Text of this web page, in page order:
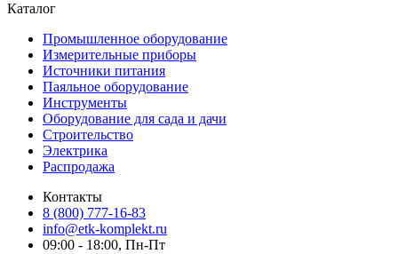
Каталог
Промышленное оборудование
Измерительные приборы
Источники питания
Паяльное оборудование
Инструменты
Оборудование для сада и дачи
Строительство
Электрика
Распродажа
Контакты
8 (800) 777-16-83
info@etk-komplekt.ru
09:00 - 18:00, Пн-Пт